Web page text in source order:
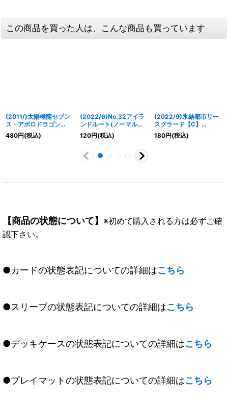
この商品を買った人は、こんな商品も買っています
(2011/)太陽極龍セブン
ス・アポロドラゴン
(BS13収録)【X】
{X006}《赤》
480円(税込)
(2022/6)No.32アイラ
ンドルート(ノーマル仕
様)【R】{BS32-063}
《紫》
120円(税込)
(2022/9)氷結都市リー
スグラード【C】
{BS62-067}《白》
180円(税込)
【商品の状態について】 ※初めて購入される方は必ずご確
認下さい。
●カードの状態表記についての詳細はこちら
●スリーブの状態表記についての詳細はこちら
●デッキケースの状態表記についての詳細はこちら
●プレイマットの状態表記についての詳細はこちら